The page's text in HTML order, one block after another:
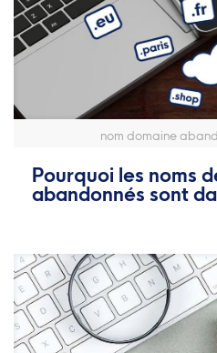
nom domaine
Pourquoi les noms
abandonnés sont